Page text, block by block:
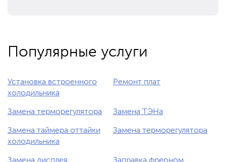
Популярные услуги
Установка встроенного
холодильника
Ремонт плат
Замена терморегулятора Замена ТЭНа
Замена таймера оттайки
холодильника
Замена терморегулятора